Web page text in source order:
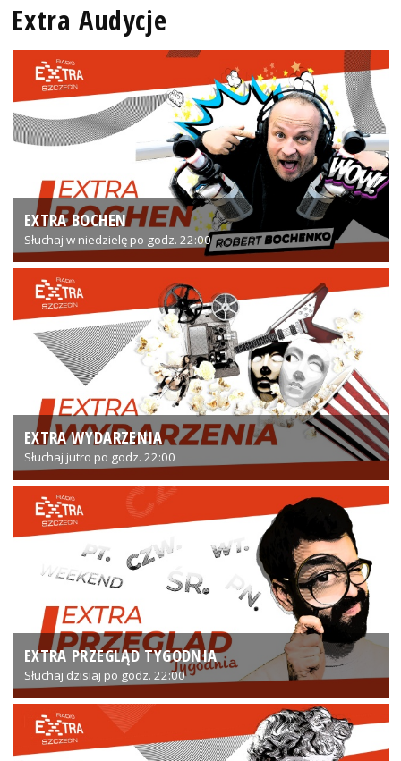
Extra Audycje
EXTRA BOCHEN
Słuchaj w niedzielę po godz. 22:00
EXTRA WYDARZENIA
Słuchaj jutro po godz. 22:00
EXTRA PRZEGLĄD TYGODNIA
Słuchaj dzisiaj po godz. 22:00